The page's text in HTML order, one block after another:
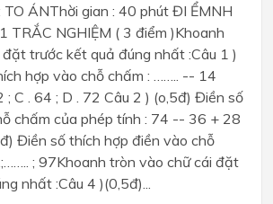
ÁNThời gian : 40 phút ĐI ỂMNH
TRẮC NGHIỆM ( 3 điểm )Khoanh
trước kết quả đúng nhất :Câu 1 )
hợp vào chỗ chấm : …….. -- 14
; C . 64 ; D . 72 Câu 2 ) (o,5đ) Điền số
chấm của phép tính : 74 -- 36 + 28
Điền số thích hợp điền vào chỗ
; 97Khoanh tròn vào chữ cái đặt
nhất :Câu 4 )(0,5đ)...